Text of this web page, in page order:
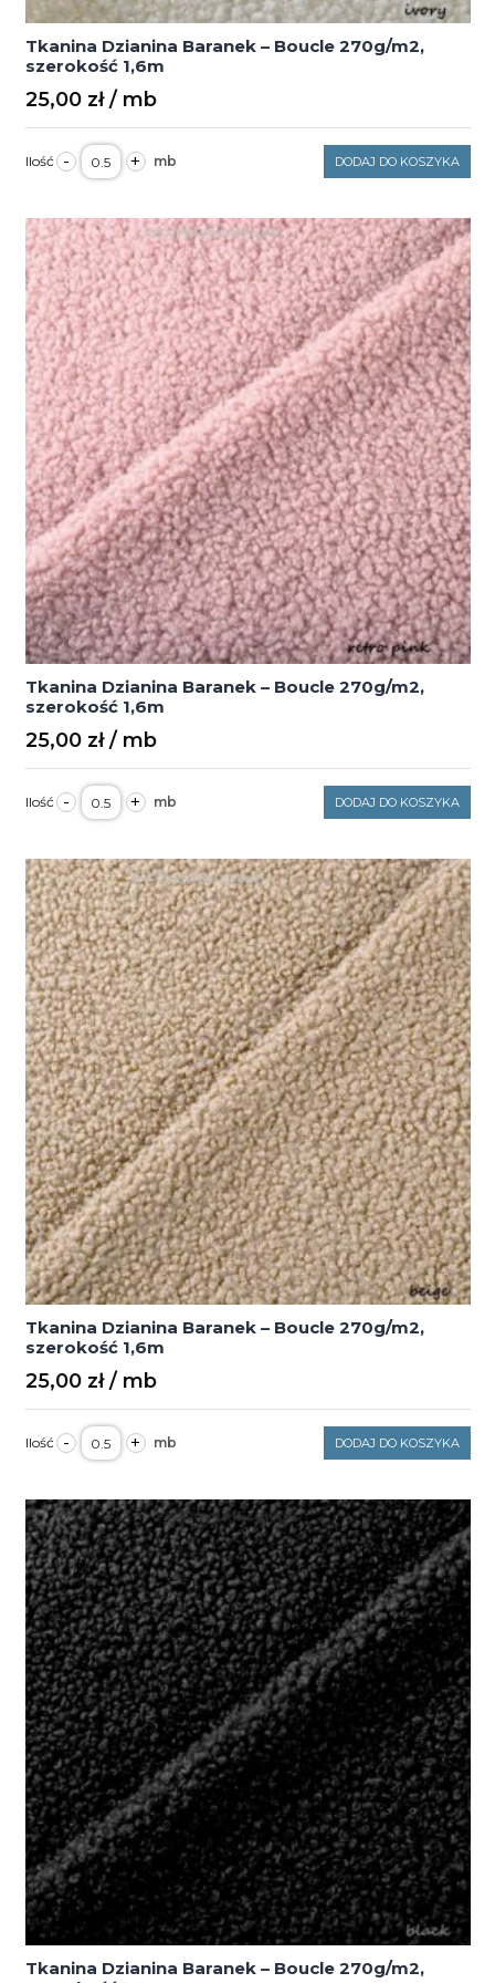
Tkanina Dzianina Baranek – Boucle 270g/m2,
szerokość 1,6m
25,00 zł
- ilość
Tkanina
Dzianina
–
Boucle
270g/m2,
szerokość
1,6m
+ DODAJ DO KOSZYKA
Tkanina Dzianina Baranek – Boucle 270g/m2,
szerokość 1,6m
25,00 zł
- ilość
Tkanina
Dzianina
–
Boucle
270g/m2,
szerokość
1,6m
+ DODAJ DO KOSZYKA
Tkanina Dzianina Baranek – Boucle 270g/m2,
szerokość 1,6m
25,00 zł
- ilość
Tkanina
Dzianina
–
Boucle
270g/m2,
szerokość
1,6m
+ DODAJ DO KOSZYKA
Tkanina Dzianina Baranek – Boucle 270g/m2,